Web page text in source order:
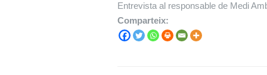
Entrevista al responsable de Medi
Comparteix: